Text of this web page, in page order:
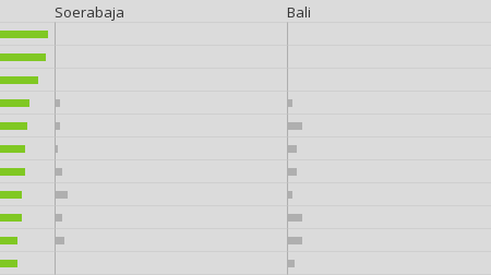
Soerabaja Bali